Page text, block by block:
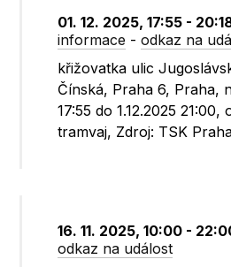
01. 12. 2025, 17:55 -
informace -odkaz na
křižovatka ulic
Čínská, Praha 6, Praha,
17:55 do 1.12.2025
tramvaj, Zdroj: TSK
16. 11. 2025, 10:00 -
odkaz na událost